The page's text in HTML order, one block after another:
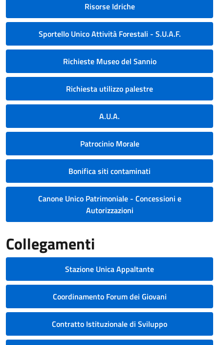
Risorse Idriche
Sportello Unico Attività Forestali - S.U.A.F.
Richieste Museo del Sannio
Richiesta utilizzo palestre
A.U.A.
Patrocinio Morale
Bonifica siti contaminati
Canone Unico Patrimoniale - Concessioni e
Autorizzazioni
Collegamenti
Stazione Unica Appaltante
Coordinamento Forum dei Giovani
Contratto Istituzionale di Sviluppo